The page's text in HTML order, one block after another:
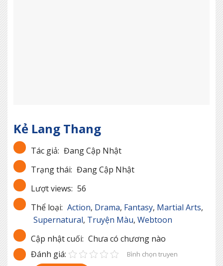
Kẻ Lang Thang
Tác giả: Đang Cập Nhật
Trạng thái: Đang Cập Nhật
Lượt views: 56
Thể loại: Action, Drama, Fantasy, Martial Arts,
Supernatural, Truyện Màu, Webtoon
Cập nhật cuối: Chưa có chương nào
Đánh giá:
Bình chọn truyen